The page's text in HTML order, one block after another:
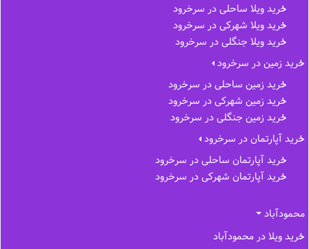
خرید ویلا ساحلی در سرخرود
خرید ویلا شهرکی در سرخرود
خرید ویلا جنگلی در سرخرود
خرید زمین در سرخرود
خرید زمین ساحلی در سرخرود
خرید زمین شهرکی در سرخرود
خرید زمین جنگلی در سرخرود
خرید آپارتمان در سرخرود
خرید آپارتمان ساحلی در سرخرود
خرید آپارتمان شهرکی در سرخرود
محمودآباد
خرید ویلا در محمودآباد